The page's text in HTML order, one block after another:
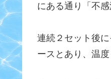
にある通り「不
連続２セット後
ースとあり、温